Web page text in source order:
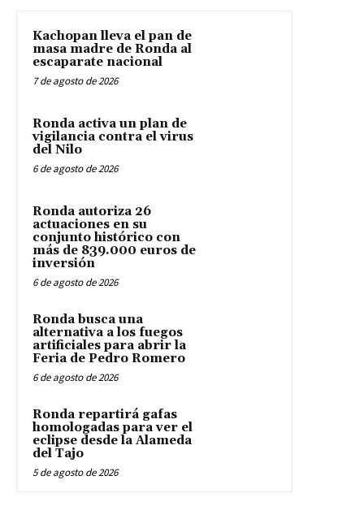
Kachopan lleva el pan de
masa madre de Ronda al
escaparate nacional
7 de agosto de 2026
Ronda activa un plan de
vigilancia contra el virus
del Nilo
6 de agosto de 2026
Ronda autoriza 26
actuaciones en su
conjunto histórico con
más de 839.000 euros de
inversión
6 de agosto de 2026
Ronda busca una
alternativa a los fuegos
artificiales para abrir la
Feria de Pedro Romero
6 de agosto de 2026
Ronda repartirá gafas
homologadas para ver el
eclipse desde la Alameda
del Tajo
5 de agosto de 2026